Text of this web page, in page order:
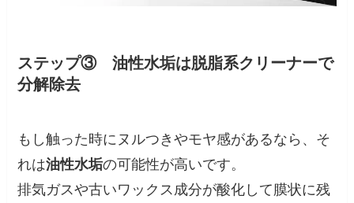
ステップ③ 油性水垢は脱脂系クリーナーで
分解除去
もし触った時にヌルつきやモヤ感があるなら、そ
れは油性水垢の可能性が高いです。
排気ガスや古いワックス成分が酸化して膜状に残